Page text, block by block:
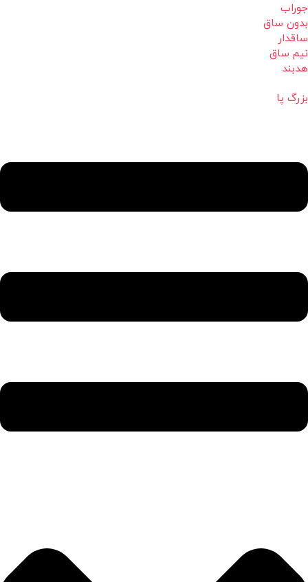
جوراب
بدون ساق
ساقدار
نیم ساق
هدبند
بزرگ پا